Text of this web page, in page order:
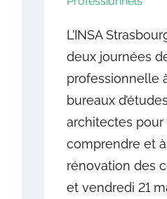
L’INSA
deux journées
professionnelle
bureaux
architectes
comprendre et
rénovation des
et vendredi 21